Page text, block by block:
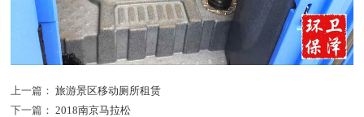
上一篇： 旅游景区移动厕所租赁
下一篇： 2018南京马拉松